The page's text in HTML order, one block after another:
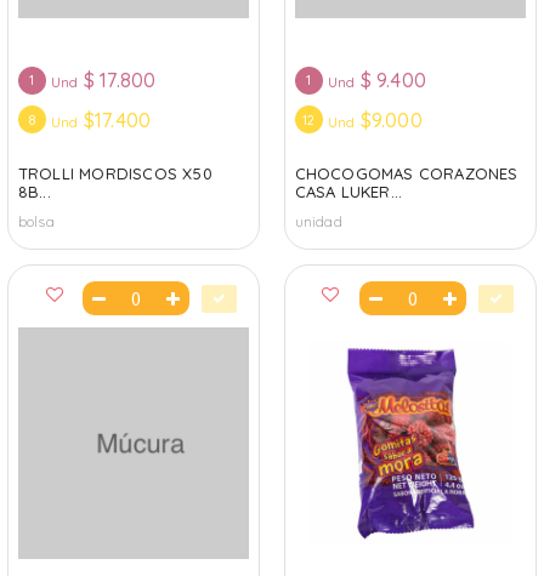
1 Und $ 17.800
8 Und $17.400
TROLLI MORDISCOS X50
8B...
bolsa
1 Und $ 9.400
12 Und $9.000
CHOCOGOMAS CORAZONES
CASA LUKER...
unidad